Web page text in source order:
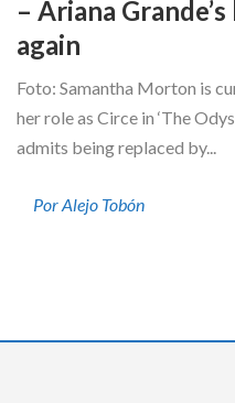
– Ariana
again
Foto: Samantha Morton is
her role as Circe in ‘The
admits being replaced by...
Por Alejo Tobón